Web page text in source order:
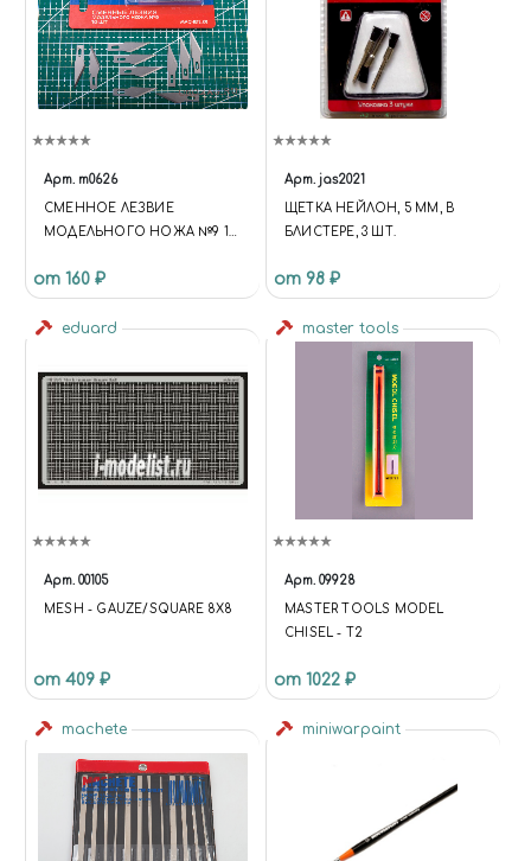
Арт. m0626
СМЕННОЕ ЛЕЗВИЕ
МОДЕЛЬНОГО НОЖА №9 10
от 160 ₽
Арт. jas2021
ЩЕТКА НЕЙЛОН, 5 ММ, В
БЛИСТЕРЕ, 3 ШТ.
от 98 ₽
eduard
Арт. 00105
MESH - GAUZE/SQUARE 8X8
от 409 ₽
master tools
Арт. 09928
MASTER TOOLS MODEL
CHISEL - T2
от 1022 ₽
machete miniwarpaint